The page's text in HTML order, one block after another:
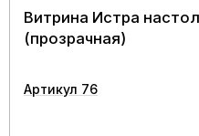
Витрина Истра
(прозрачная)
Артикул 76